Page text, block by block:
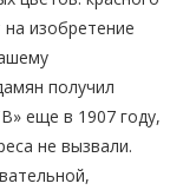
на изобретение
получил
еще в 1907 году,
не вызвали.